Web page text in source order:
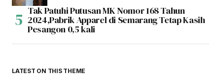
Tak Patuhi Putusan MK Nomor 168 Tahun
2024,Pabrik Apparel di Semarang Tetap Kasih
Pesangon 0,5 kali
LATEST ON THIS THEME